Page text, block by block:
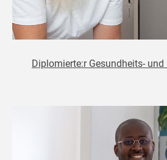
Diplomierte:r Gesundheits-